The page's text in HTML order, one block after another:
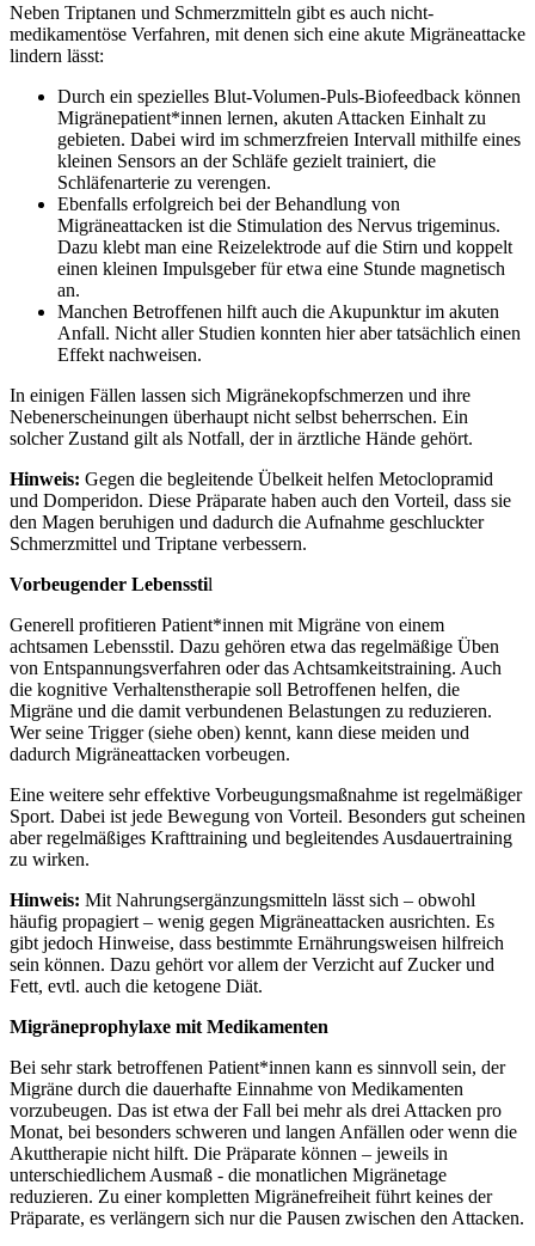
Neben Triptanen und Schmerzmitteln gibt es auch nicht-
medikamentöse Verfahren, mit denen sich eine akute Migräneattacke
lindern lässt:
Durch ein spezielles Blut-Volumen-Puls-Biofeedback können
Migränepatient*innen lernen, akuten Attacken Einhalt zu
gebieten. Dabei wird im schmerzfreien Intervall mithilfe eines
kleinen Sensors an der Schläfe gezielt trainiert, die
Schläfenarterie zu verengen.
Ebenfalls erfolgreich bei der Behandlung von
Migräneattacken ist die Stimulation des Nervus trigeminus.
Dazu klebt man eine Reizelektrode auf die Stirn und koppelt
einen kleinen Impulsgeber für etwa eine Stunde magnetisch
an.
Manchen Betroffenen hilft auch die Akupunktur im akuten
Anfall. Nicht aller Studien konnten hier aber tatsächlich einen
Effekt nachweisen.
In einigen Fällen lassen sich Migränekopfschmerzen und ihre
Nebenerscheinungen überhaupt nicht selbst beherrschen. Ein
solcher Zustand gilt als Notfall, der in ärztliche Hände gehört.
Hinweis: Gegen die begleitende Übelkeit helfen Metoclopramid
und Domperidon. Diese Präparate haben auch den Vorteil, dass sie
den Magen beruhigen und dadurch die Aufnahme geschluckter
Schmerzmittel und Triptane verbessern.
Vorbeugender Lebensstil
Generell profitieren Patient*innen mit Migräne von einem
achtsamen Lebensstil. Dazu gehören etwa das regelmäßige Üben
von Entspannungsverfahren oder das Achtsamkeitstraining. Auch
die kognitive Verhaltenstherapie soll Betroffenen helfen, die
Migräne und die damit verbundenen Belastungen zu reduzieren.
Wer seine Trigger (siehe oben) kennt, kann diese meiden und
dadurch Migräneattacken vorbeugen.
Eine weitere sehr effektive Vorbeugungsmaßnahme ist regelmäßiger
Sport. Dabei ist jede Bewegung von Vorteil. Besonders gut scheinen
aber regelmäßiges Krafttraining und begleitendes Ausdauertraining
zu wirken.
Hinweis: Mit Nahrungsergänzungsmitteln lässt sich – obwohl
häufig propagiert – wenig gegen Migräneattacken ausrichten. Es
gibt jedoch Hinweise, dass bestimmte Ernährungsweisen hilfreich
sein können. Dazu gehört vor allem der Verzicht auf Zucker und
Fett, evtl. auch die ketogene Diät.
Migräneprophylaxe mit Medikamenten
Bei sehr stark betroffenen Patient*innen kann es sinnvoll sein, der
Migräne durch die dauerhafte Einnahme von Medikamenten
vorzubeugen. Das ist etwa der Fall bei mehr als drei Attacken pro
Monat, bei besonders schweren und langen Anfällen oder wenn die
Akuttherapie nicht hilft. Die Präparate können – jeweils in
unterschiedlichem Ausmaß - die monatlichen Migränetage
reduzieren. Zu einer kompletten Migränefreiheit führt keines der
Präparate, es verlängern sich nur die Pausen zwischen den Attacken.